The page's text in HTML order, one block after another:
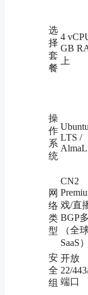
选
择
套
餐
4
GB
上
操
作
系
统
LTS /
网
络
类
型
CN2
戏/直
BGP
（全
SaaS）
安
全
组
开放
22/
端口